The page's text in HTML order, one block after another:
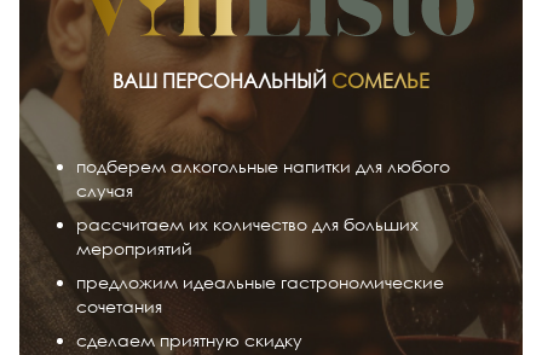
ВАШ ПЕРСОНАЛЬНЫЙ СОМЕЛЬЕ
подберем алкогольные напитки для любого
случая
рассчитаем их количество для больших
мероприятий
предложим идеальные гастрономические
сочетания
сделаем приятную скидку